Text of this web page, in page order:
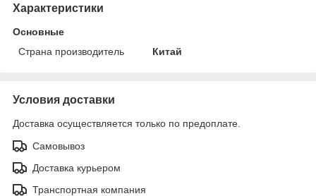
Характеристики
Основные
Страна производитель
Китай
Условия доставки
Доставка осуществляется только по предоплате.
Самовывоз
Доставка курьером
Транспортная компания